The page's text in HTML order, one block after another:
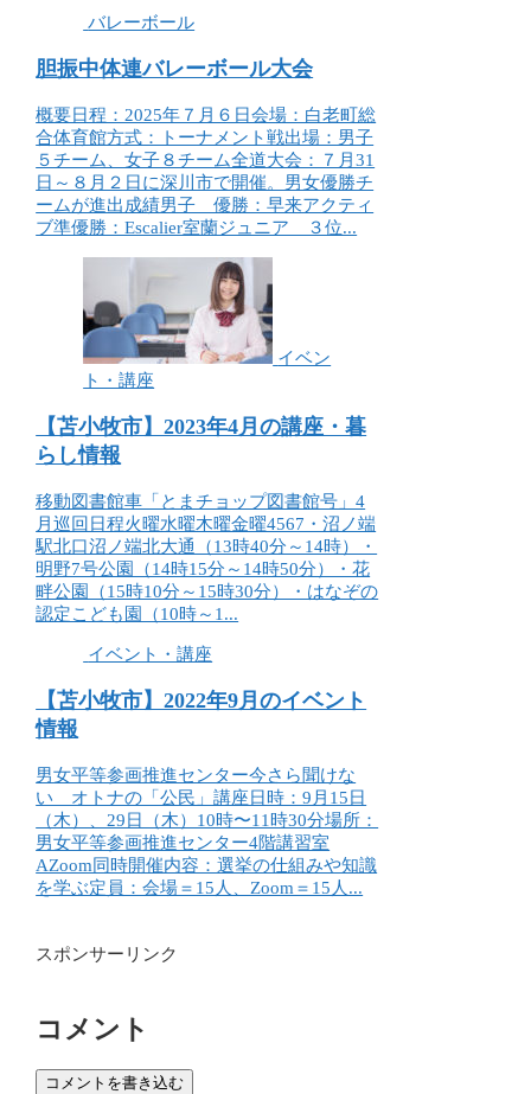
バレーボール
胆振中体連バレーボール大会
概要日程：2025年７月６日会場：白老町総
合体育館方式：トーナメント戦出場：男子
５チーム、女子８チーム全道大会：７月31
日～８月２日に深川市で開催。男女優勝チ
ームが進出成績男子 優勝：早来アクティ
ブ準優勝：Escalier室蘭ジュニア ３位...
イベン
ト・講座
【苫小牧市】2023年4月の講座・暮
らし情報
移動図書館車「とまチョップ図書館号」4
月巡回日程火曜水曜木曜金曜4567・沼ノ端
駅北口沼ノ端北大通（13時40分～14時）・
明野7号公園（14時15分～14時50分）・花
畔公園（15時10分～15時30分）・はなぞの
認定こども園（10時～1...
イベント・講座
【苫小牧市】2022年9月のイベント
情報
男女平等参画推進センター今さら聞けな
い オトナの「公民」講座日時：9月15日
（木）、29日（木）10時〜11時30分場所：
男女平等参画推進センター4階講習室
AZoom同時開催内容：選挙の仕組みや知識
を学ぶ定員：会場＝15人、Zoom＝15人...
スポンサーリンク
コメント
コメントを書き込む